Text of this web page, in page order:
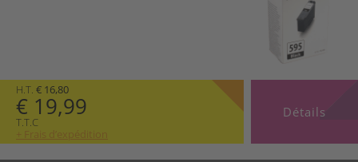
H.T. € 16,80
€ 19,99
T.T.C
+ Frais d’expédition
Détails